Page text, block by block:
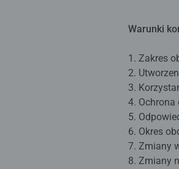
Warunki
1. Zakres
2.
3.
4. Ochrona
5.
6. Okres
7. Zmiany
8. Zmiany